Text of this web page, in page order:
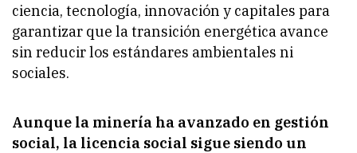
ciencia, tecnología, innovación y capitales para
garantizar que la transición energética avance
sin reducir los estándares ambientales ni
sociales.
Aunque la minería ha avanzado en gestión
social, la licencia social sigue siendo un